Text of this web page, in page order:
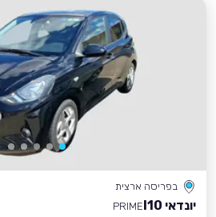
בפריסה ארצית
יונדאי I10
PRIME